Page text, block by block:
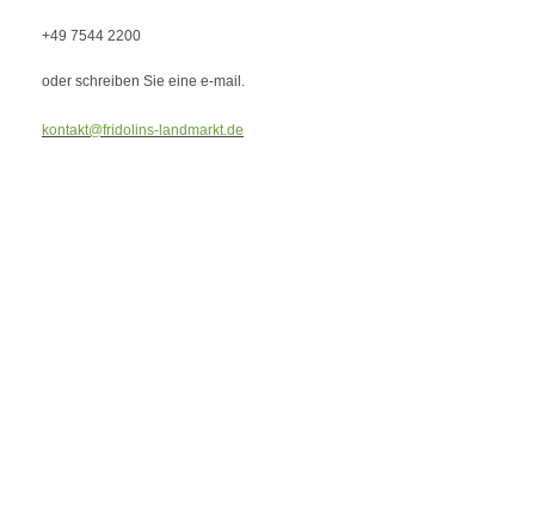
+49 7544 2200
oder schreiben Sie eine e-mail.
kontakt@fridolins-landmarkt.de